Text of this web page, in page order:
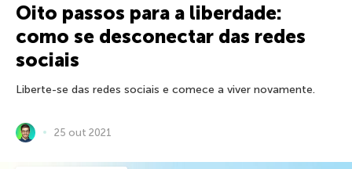
Oito passos para a liberdade:
como se desconectar das redes
sociais
Liberte-se das redes sociais e comece a viver novamente.
25 out 2021